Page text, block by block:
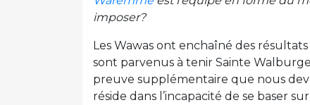
imposer?
Les Wawas ont enchaîné des
sont parvenus à tenir Sainte
preuve supplémentaire que nous
réside dans l’incapacité de se baser